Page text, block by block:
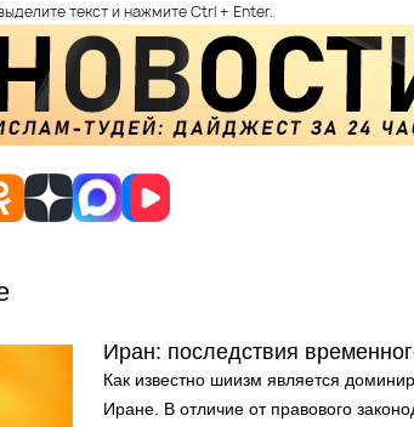
текст и нажмите Ctrl + Enter.
Иран: последствия
Как известно шиизм является
Иране. В отличие от правового